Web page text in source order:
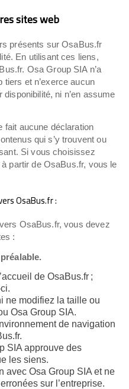
sites web
présents sur OsaBus.fr
En utilisant ces liens,
Osa Group SIA n’a
et n’exerce aucun
ni n’en assume
fait aucune déclaration
qui s’y trouvent ou
Si vous choisissez
partir de OsaBus.fr, vous le
OsaBus.fr :
OsaBus.fr, vous devez
:
de OsaBus.fr ;
ne modifiez la taille ou
Osa Group SIA.
de navigation
SIA approuve des
les siens.
avec Osa Group SIA et ne
sur l’entreprise.